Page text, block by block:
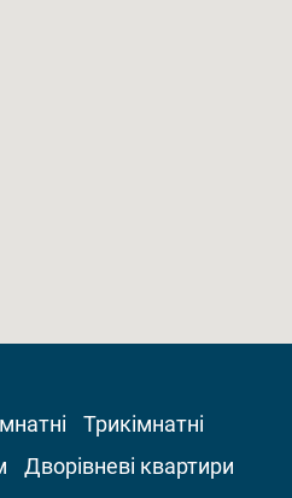
Трикімнатні
Дворівневі квартири